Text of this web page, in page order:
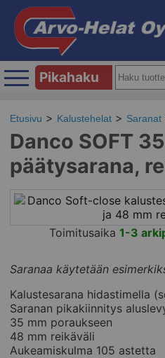
Pikahaku
Etusivu Kalustehelat Saranat
Danco SOFT
päätysarana,
Saranaa käytetään
Kalustesarana hidastimella
Saranan pikakiinnitys
35 mm poraukseen
48 mm reikäväli
Aukeamiskulma 105 astetta
Toimitusaika 1-3